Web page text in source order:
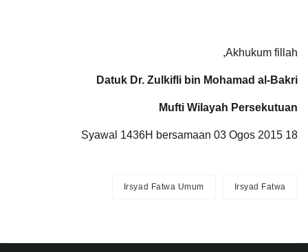
Akhukum fillah,
Datuk Dr. Zulkifli bin Mohamad al-Bakri
Mufti Wilayah Persekutuan
18 Syawal 1436H bersamaan 03 Ogos 2015
Irsyad Fatwa
Irsyad Fatwa Umum